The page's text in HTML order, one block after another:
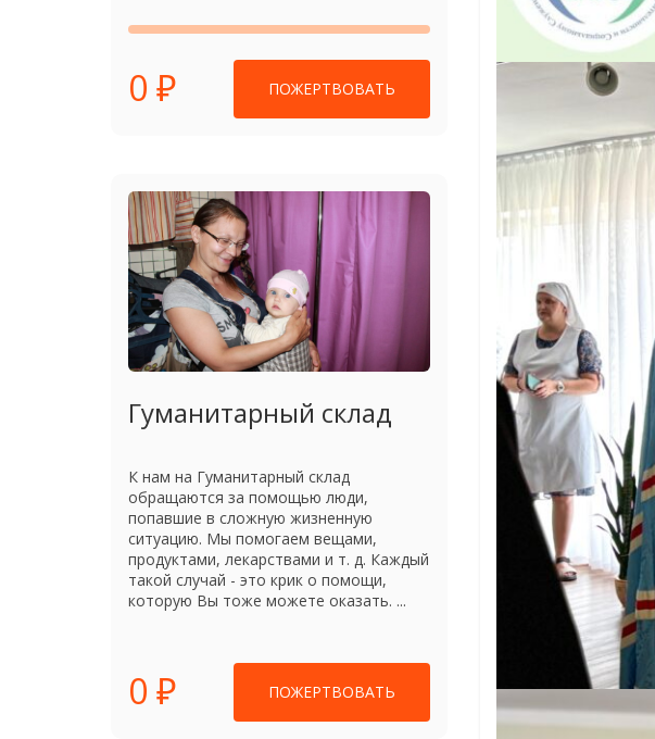
0 ₽ ПОЖЕРТВОВАТЬ
Гуманитарный склад
К нам на Гуманитарный склад
обращаются за помощью люди,
попавшие в сложную жизненную
ситуацию. Мы помогаем вещами,
продуктами, лекарствами и т. д. Каждый
такой случай - это крик о помощи,
которую Вы тоже можете оказать. ...
0 ₽ ПОЖЕРТВОВАТЬ